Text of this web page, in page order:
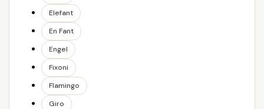
Elefant
En Fant
Engel
Fixoni
Flamingo
Giro